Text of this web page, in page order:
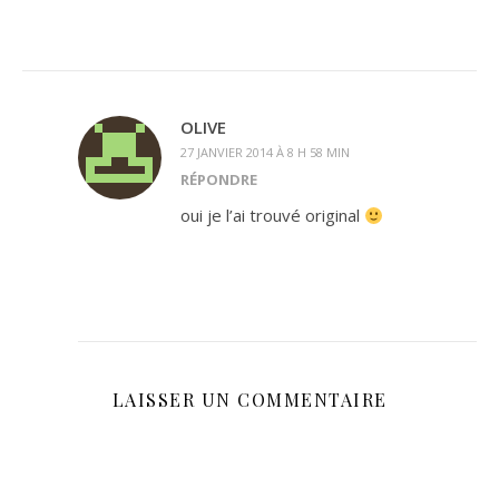
OLIVE
27 JANVIER 2014 À 8 H 58 MIN
RÉPONDRE
oui je l’ai trouvé original
LAISSER UN COMMENTAIRE